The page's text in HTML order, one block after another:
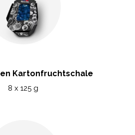
Kartonfruchtschale
8 x 125 g